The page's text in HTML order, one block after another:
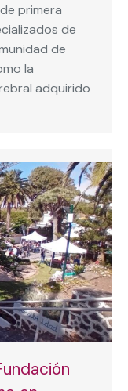
primera
de
de
la
adquirido